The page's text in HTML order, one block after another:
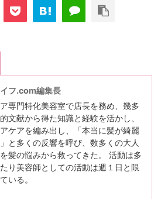
フ.com編集長
専門特化美容室で店長を務め、幾多
文献から得た知識と経験を活かし、
ケアを編み出し、「本当に髪が綺麗
と多くの反響を呼び、数多くの大人
髪の悩みから救ってきた。 活動は多
り美容師としての活動は週１日と限
いる。